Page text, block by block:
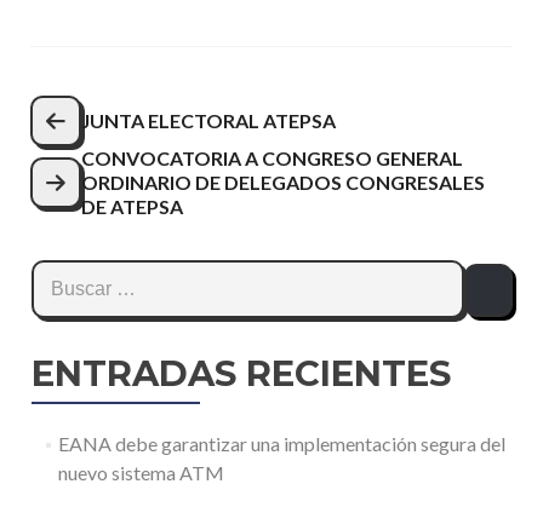
JUNTA ELECTORAL ATEPSA
CONVOCATORIA A CONGRESO GENERAL
ORDINARIO DE DELEGADOS CONGRESALES
DE ATEPSA
ENTRADAS RECIENTES
EANA debe garantizar una implementación segura del
nuevo sistema ATM